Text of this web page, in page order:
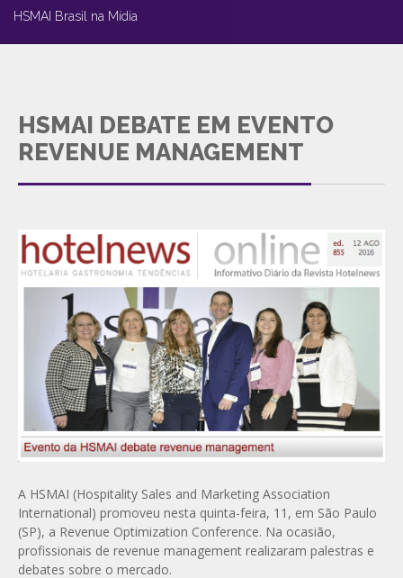
HSMAI Brasil na Mídia
HSMAI DEBATE EM EVENTO
REVENUE MANAGEMENT
A HSMAI (Hospitality Sales and Marketing Association
International) promoveu nesta quinta-feira, 11, em São Paulo
(SP), a Revenue Optimization Conference. Na ocasião,
profissionais de revenue management realizaram palestras e
debates sobre o mercado.